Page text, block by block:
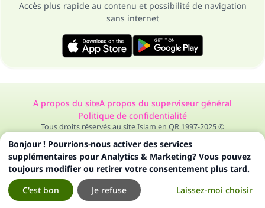
Accès plus rapide au contenu et possibilité de navigation
sans internet
A propos du siteA propos du superviseur général
Politique de confidentialité
Tous droits réservés au site Islam en QR 1997-2025 ©
Bonjour ! Pourrions-nous activer des services
supplémentaires pour Analytics & Marketing? Vous pouvez
toujours modifier ou retirer votre consentement plus tard.
Laissez-moi choisir
Je refuse
C'est bon